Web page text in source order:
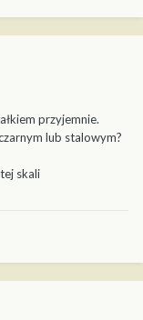
przyjemnie.
lub stalowym?
skali